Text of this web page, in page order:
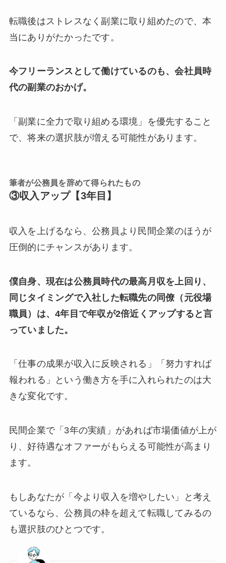
転職後はストレスなく副業に取り組めたので、本
当にありがたかったです。
今フリーランスとして働けているのも、会社員時
代の副業のおかげ。
「副業に全力で取り組める環境」を優先すること
で、将来の選択肢が増える可能性があります。
筆者が公務員を辞めて得られたもの
③収入アップ【3年目】
収入を上げるなら、公務員より民間企業のほうが
圧倒的にチャンスがあります。
僕自身、現在は公務員時代の最高月収を上回り、
同じタイミングで入社した転職先の同僚（元役場
職員）は、4年目で年収が2倍近くアップすると言
っていました。
「仕事の成果が収入に反映される」「努力すれば
報われる」という働き方を手に入れられたのは大
きな変化です。
民間企業で「3年の実績」があれば市場価値が上が
り、好待遇なオファーがもらえる可能性が高まり
ます。
もしあなたが「今より収入を増やしたい」と考え
ているなら、公務員の枠を超えて転職してみるの
も選択肢のひとつです。